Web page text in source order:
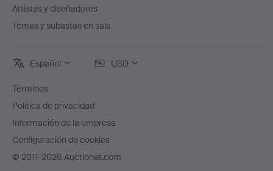
Artistas y diseñadores
Temas y subastas en sala
Español USD
Términos
Política de privacidad
Información de la empresa
Configuración de cookies
© 2011-2026 Auctionet.com